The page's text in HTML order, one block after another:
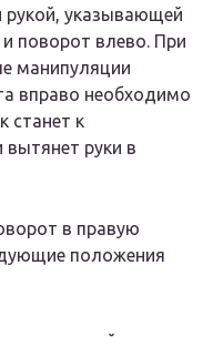
указывающей
и поворот влево. При
манипуляции
вправо необходимо
станет к
руки в
в правую
положения